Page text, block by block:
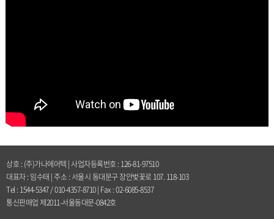
상호 : (주)가나에어텍 | 사업자등록번호 : 126-81-97510
대표자 : 임수태 | 주소 : 서울시 동대문구 장안벚꽃로 107. 118-103
Tel : 1544-5347 / 010-4357-8710 | Fax : 02-6085-8537
통신판매업 제2011-서울동대문-0842호